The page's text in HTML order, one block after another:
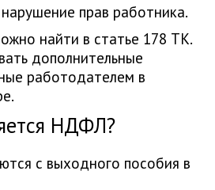
прав работника.
найти в статье 178 ТК.
дополнительные
работодателем в
НДФЛ?
с выходного пособия в